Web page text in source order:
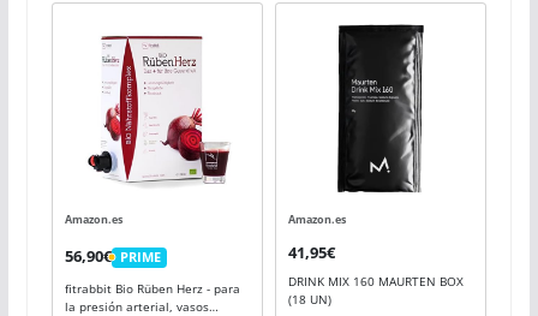
Amazon.es
56,90€ PRIME
PRIME
fitrabbit Bio Rüben Herz - para
la presión arterial, vasos
Amazon.es
41,95€
DRINK MIX 160 MAURTEN BOX
(18 UN)